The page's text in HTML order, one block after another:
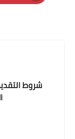
Pinterest
شروط